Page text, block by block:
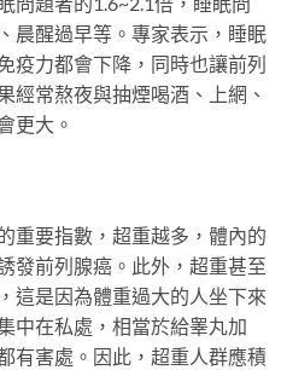
晨醒過早等。專家表示，睡眠
疫力都會下降，同時也讓前列
經常熬夜與抽煙喝酒、上網、
更大。
重要指數，超重越多，體內的
發前列腺癌。此外，超重甚至
這是因為體重過大的人坐下來
中在私處，相當於給睾丸加
有害處。因此，超重人群應積